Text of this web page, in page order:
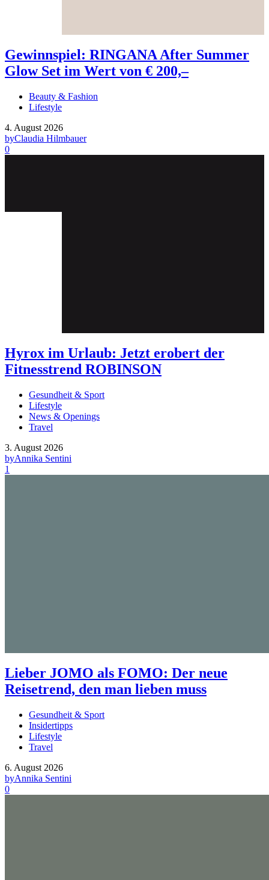
Gewinnspiel: RINGANA After Summer
Glow Set im Wert von € 200,–
Beauty & Fashion
Lifestyle
4. August 2026
byClaudia Hilmbauer
0
Hyrox im Urlaub: Jetzt erobert der
Fitnesstrend ROBINSON
Gesundheit & Sport
Lifestyle
News & Openings
Travel
3. August 2026
byAnnika Sentini
1
Lieber JOMO als FOMO: Der neue
Reisetrend, den man lieben muss
Gesundheit & Sport
Insidertipps
Lifestyle
Travel
6. August 2026
byAnnika Sentini
0